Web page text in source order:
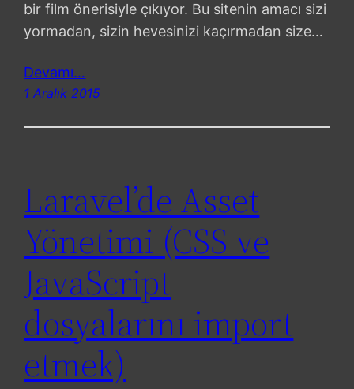
bir film önerisiyle çıkıyor. Bu sitenin amacı sizi
yormadan, sizin hevesinizi kaçırmadan size…
Devamı…
1 Aralık 2015
Laravel’de Asset
Yönetimi (CSS ve
JavaScript
dosyalarını import
etmek)